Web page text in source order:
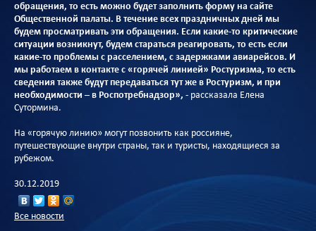
обращения, то есть можно будет заполнить форму на сайте
Общественной палаты. В течение всех праздничных дней мы
будем просматривать эти обращения. Если какие-то критические
ситуации возникнут, будем стараться реагировать, то есть если
какие-то проблемы с расселением, с задержками авиарейсов. И
мы работаем в контакте с «горячей линией» Ростуризма, то есть
сведения также будут передаваться тут же в Ростуризм, и при
необходимости – в Роспотребнадзор», - рассказала Елена
Сутормина.
На «горячую линию» могут позвонить как россияне,
путешествующие внутри страны, так и туристы, находящиеся за
рубежом.
30.12.2019
Все новости